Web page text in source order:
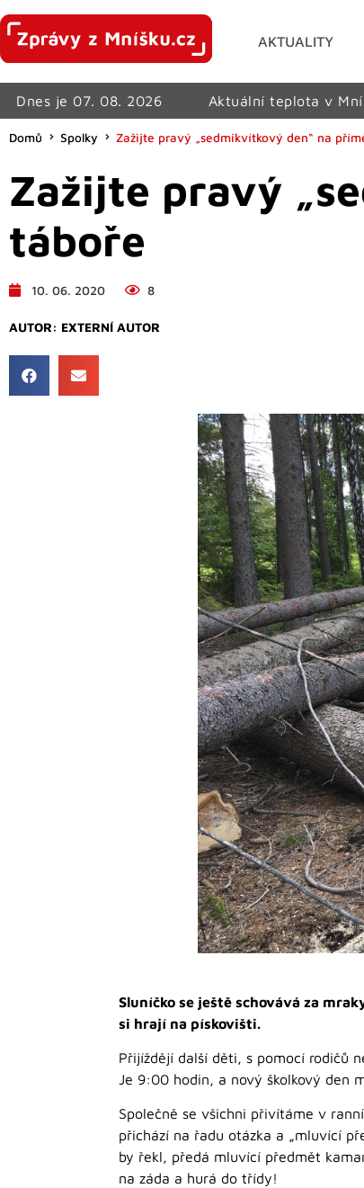
AKTUALITY
Dnes je 07. 08. 2026 Aktuální teplota v
Domů Spolky Zažijte pravý „sedmikvítkový den“ na
Zažijte pravý
táboře
10. 06. 2020 8
AUTOR: EXTERNÍ AUTOR
Sluníčko se ještě schovává za
si hrají na pískovišti.
Přijíždějí další děti, s pomocí rodičů
Je 9:00 hodin, a nový školkový den
Společně se všichni přivítáme v
přichází na řadu otázka a „mluvící
by řekl, předá mluvící předmět
na záda a hurá do třídy!